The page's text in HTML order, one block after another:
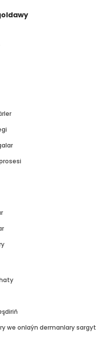
we onlaýn dermanlary sargyt